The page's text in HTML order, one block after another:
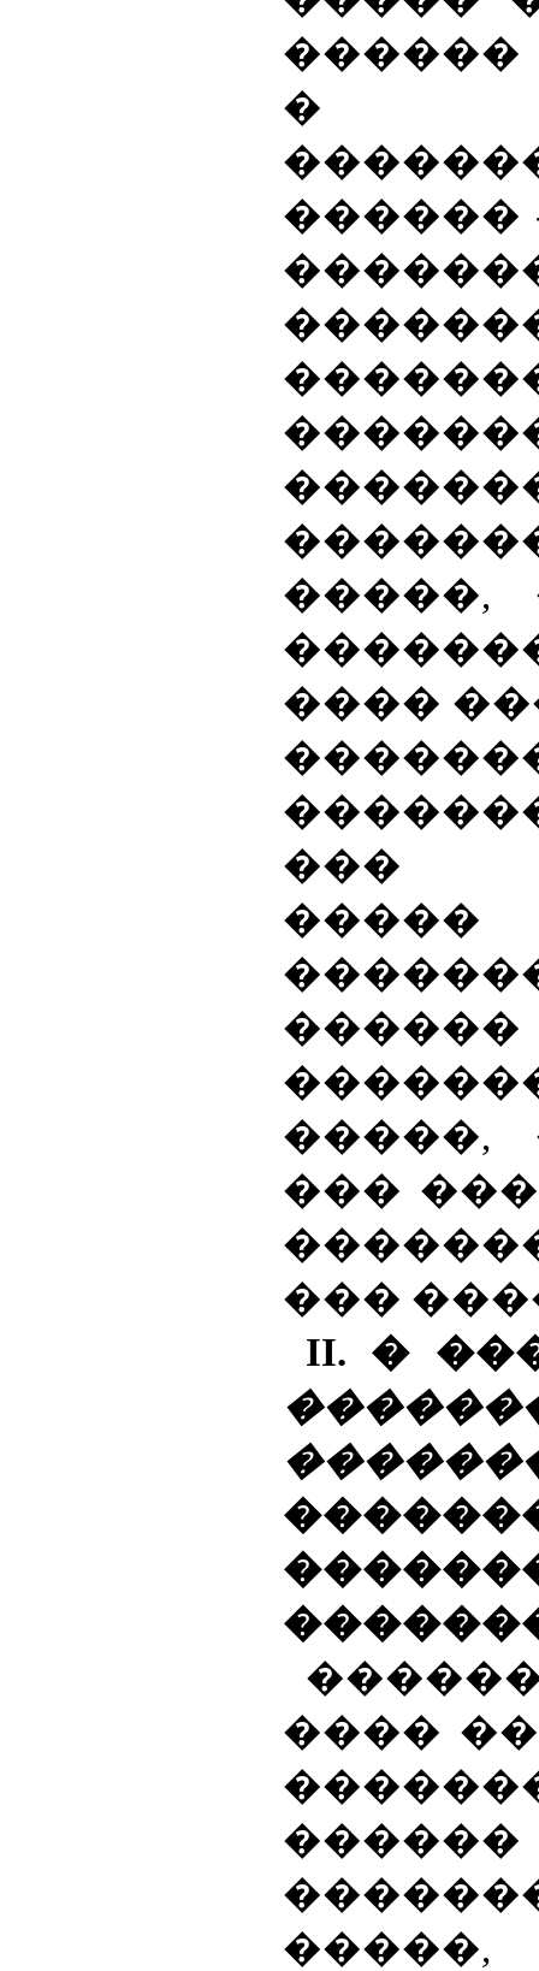
������
�
������
�����,
����
���
�����
�����,
���
���
II. �
����
������